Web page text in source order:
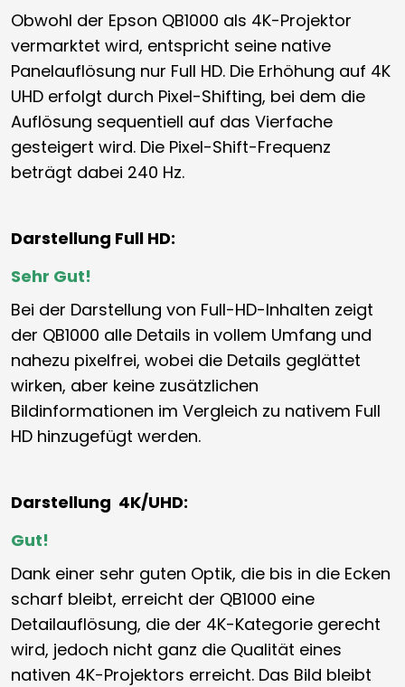
Obwohl der Epson QB1000 als 4K-Projektor
vermarktet wird, entspricht seine native
Panelauflösung nur Full HD. Die Erhöhung auf 4K
UHD erfolgt durch Pixel-Shifting, bei dem die
Auflösung sequentiell auf das Vierfache
gesteigert wird. Die Pixel-Shift-Frequenz
beträgt dabei 240 Hz.
Darstellung Full HD:
Sehr Gut!
Bei der Darstellung von Full-HD-Inhalten zeigt
der QB1000 alle Details in vollem Umfang und
nahezu pixelfrei, wobei die Details geglättet
wirken, aber keine zusätzlichen
Bildinformationen im Vergleich zu nativem Full
HD hinzugefügt werden.
Darstellung 4K/UHD:
Gut!
Dank einer sehr guten Optik, die bis in die Ecken
scharf bleibt, erreicht der QB1000 eine
Detailauflösung, die der 4K-Kategorie gerecht
wird, jedoch nicht ganz die Qualität eines
nativen 4K-Projektors erreicht. Das Bild bleibt